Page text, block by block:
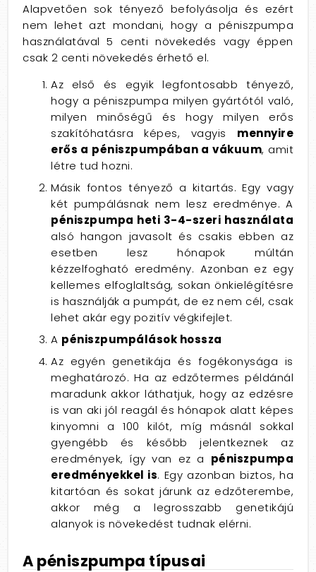
Alapvetően sok tényező befolyásolja és ezért
nem lehet azt mondani, hogy a péniszpumpa
használatával 5 centi növekedés vagy éppen
csak 2 centi növekedés érhető el.
Az első és egyik legfontosabb tényező,
hogy a péniszpumpa milyen gyártótól való,
milyen minőségű és hogy milyen erős
szakítóhatásra képes, vagyis mennyire
erős a péniszpumpában a vákuum, amit
létre tud hozni.
Másik fontos tényező a kitartás. Egy vagy
két pumpálásnak nem lesz eredménye. A
péniszpumpa heti 3-4-szeri használata
alsó hangon javasolt és csakis ebben az
esetben lesz hónapok múltán
kézzelfogható eredmény. Azonban ez egy
kellemes elfoglaltság, sokan önkielégítésre
is használják a pumpát, de ez nem cél, csak
lehet akár egy pozitív végkifejlet.
A péniszpumpálások hossza
Az egyén genetikája és fogékonysága is
meghatározó. Ha az edzőtermes példánál
maradunk akkor láthatjuk, hogy az edzésre
is van aki jól reagál és hónapok alatt képes
kinyomni a 100 kilót, míg másnál sokkal
gyengébb és később jelentkeznek az
eredmények, így van ez a péniszpumpa
eredményekkel is. Egy azonban biztos, ha
kitartóan és sokat járunk az edzőterembe,
akkor még a legrosszabb genetikájú
alanyok is növekedést tudnak elérni.
A péniszpumpa típusai